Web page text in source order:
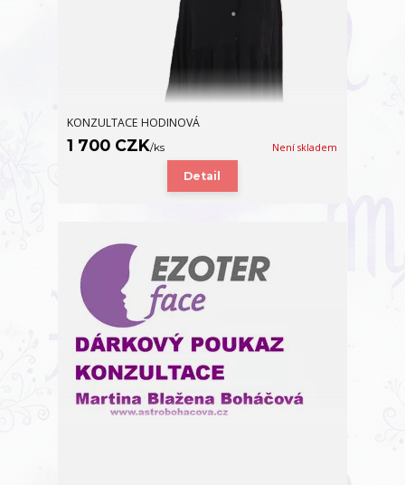
KONZULTACE HODINOVÁ
1 700 CZK/ks Není skladem
Detail